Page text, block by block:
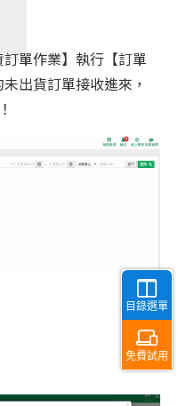
單作業】執行【訂單
出貨訂單接收進來，
目錄選單
免費試用